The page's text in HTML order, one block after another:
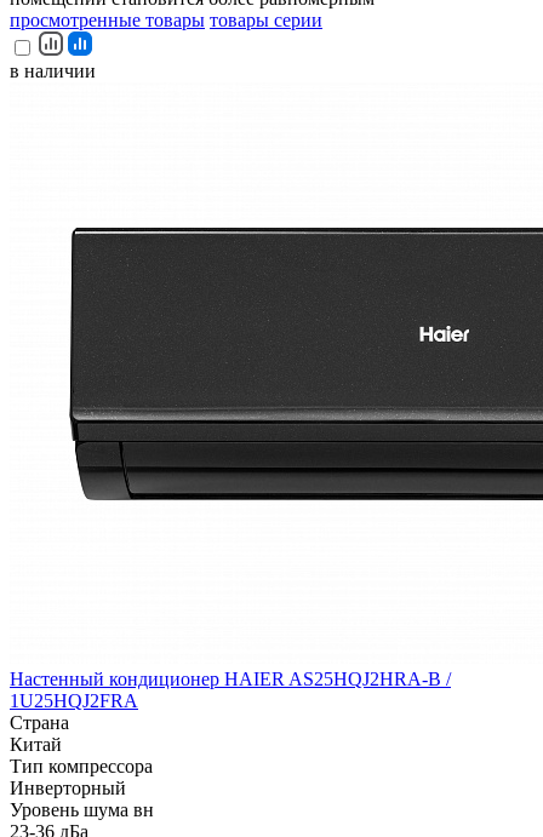
просмотренные товары товары серии
в наличии
Настенный кондиционер HAIER AS25HQJ2HRA-B /
1U25HQJ2FRA
Страна
Китай
Тип компрессора
Инверторный
Уровень шума вн
23-36 дБа